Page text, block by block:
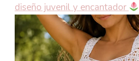
diseño juvenil y encantador